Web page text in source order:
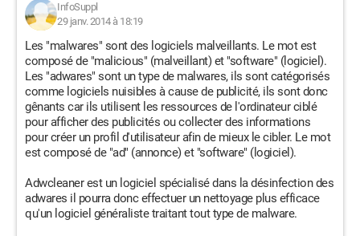
InfoSuppl
29 janv. 2014 à 18:19
Les "malwares" sont des logiciels malveillants. Le mot est
composé de "malicious" (malveillant) et "software" (logiciel).
Les "adwares" sont un type de malwares, ils sont catégorisés
comme logiciels nuisibles à cause de publicité, ils sont donc
gênants car ils utilisent les ressources de l'ordinateur ciblé
pour afficher des publicités ou collecter des informations
pour créer un profil d'utilisateur afin de mieux le cibler. Le mot
est composé de "ad" (annonce) et "software" (logiciel).
Adwcleaner est un logiciel spécialisé dans la désinfection des
adwares il pourra donc effectuer un nettoyage plus efficace
qu'un logiciel généraliste traitant tout type de malware.